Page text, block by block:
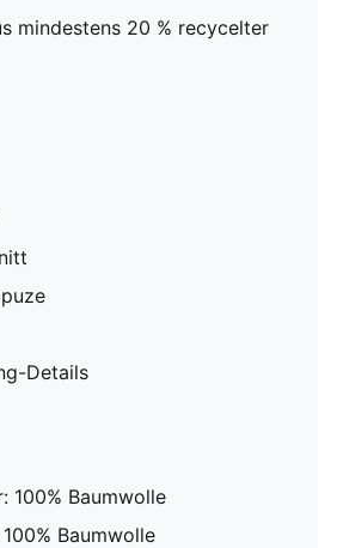
mindestens 20 % recycelter
Details
100% Baumwolle
Baumwolle